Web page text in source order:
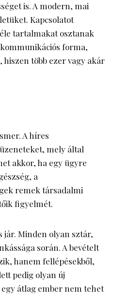
is. A modern, mai
Kapcsolatot
tartalmakat osztanak
forma,
több ezer vagy akár
A híres
mely által
akkor, ha egy ügyre
a
remek társadalmi
figyelmét.
jár. Minden olyan sztár,
során. A bevételt
hanem fellépésekből,
pedig olyan új
átlag ember nem tehet